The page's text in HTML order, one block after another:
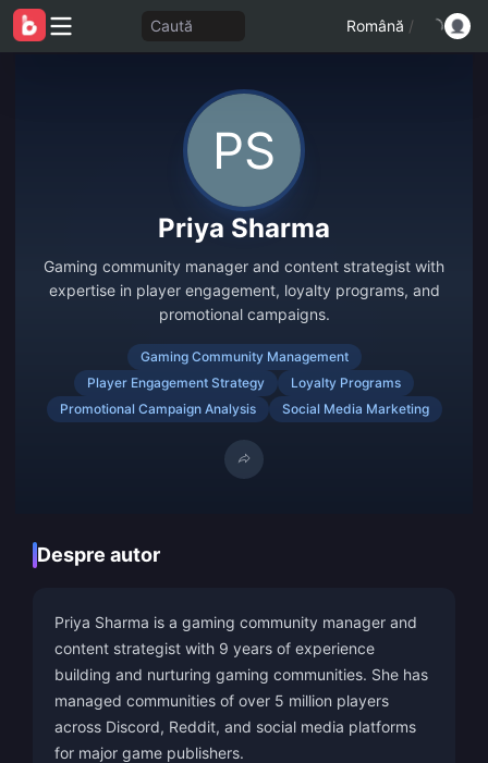
Caută Română /
Priya Sharma
Gaming community manager and content strategist with
expertise in player engagement, loyalty programs, and
promotional campaigns.
Gaming Community Management
Player Engagement Strategy
Loyalty Programs
Promotional Campaign Analysis
Social Media Marketing
Despre autor
Priya Sharma is a gaming community manager and
content strategist with 9 years of experience
building and nurturing gaming communities. She has
managed communities of over 5 million players
across Discord, Reddit, and social media platforms
for major game publishers.